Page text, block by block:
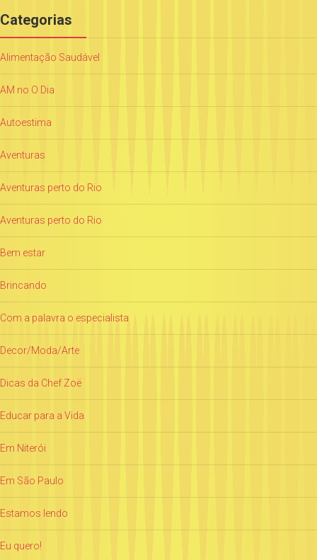
Categorias
Alimentação Saudável
AM no O Dia
Autoestima
Aventuras
Aventuras perto do Rio
Aventuras perto do Rio
Bem estar
Brincando
Com a palavra o especialista
Decor/Moda/Arte
Dicas da Chef Zoë
Educar para a Vida
Em Niterói
Em São Paulo
Estamos lendo
Eu quero!